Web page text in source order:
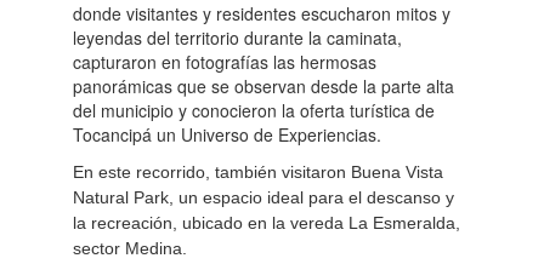
donde visitantes y residentes escucharon mitos y
leyendas del territorio durante la caminata,
capturaron en fotografías las hermosas
panorámicas que se observan desde la parte alta
del municipio y conocieron la oferta turística de
Tocancipá un Universo de Experiencias.
En este recorrido, también visitaron Buena Vista
Natural Park, un espacio ideal para el descanso y
la recreación, ubicado en la vereda La Esmeralda,
sector Medina.